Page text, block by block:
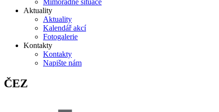
Aktuality
Aktuality
Kalendář akcí
Fotogalerie
Kontakty
Kontakty
Napište nám
ČEZ